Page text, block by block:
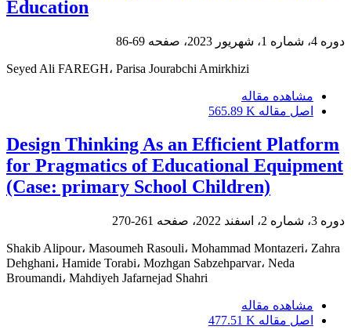
Education
دوره 4، شماره 1، شهریور 2023، صفحه 69-86
Seyed Ali FAREGH، Parisa Jourabchi Amirkhizi
مشاهده مقاله
اصل مقاله 565.89 K
Design Thinking As an Efficient Platform
for Pragmatics of Educational Equipment
(Case: primary School Children)
دوره 3، شماره 2، اسفند 2022، صفحه 261-270
Shakib Alipour، Masoumeh Rasouli، Mohammad Montazeri، Zahra
Dehghani، Hamide Torabi، Mozhgan Sabzehparvar، Neda
Broumandi، Mahdiyeh Jafarnejad Shahri
مشاهده مقاله
اصل مقاله 477.51 K